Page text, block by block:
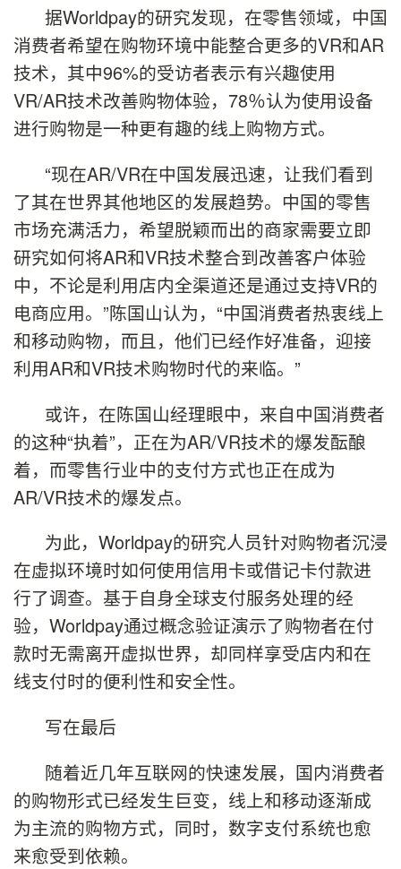
据Worldpay的研究发现，在零售领域，中国
消费者希望在购物环境中能整合更多的VR和AR
技术，其中96%的受访者表示有兴趣使用
VR/AR技术改善购物体验，78％认为使用设备
进行购物是一种更有趣的线上购物方式。
“现在AR/VR在中国发展迅速，让我们看到
了其在世界其他地区的发展趋势。中国的零售
市场充满活力，希望脱颖而出的商家需要立即
研究如何将AR和VR技术整合到改善客户体验
中，不论是利用店内全渠道还是通过支持VR的
电商应用。”陈国山认为，“中国消费者热衷线上
和移动购物，而且，他们已经作好准备，迎接
利用AR和VR技术购物时代的来临。”
或许，在陈国山经理眼中，来自中国消费者
的这种“执着”，正在为AR/VR技术的爆发酝酿
着，而零售行业中的支付方式也正在成为
AR/VR技术的爆发点。
为此，Worldpay的研究人员针对购物者沉浸
在虚拟环境时如何使用信用卡或借记卡付款进
行了调查。基于自身全球支付服务处理的经
验，Worldpay通过概念验证演示了购物者在付
款时无需离开虚拟世界，却同样享受店内和在
线支付时的便利性和安全性。
写在最后
随着近几年互联网的快速发展，国内消费者
的购物形式已经发生巨变，线上和移动逐渐成
为主流的购物方式，同时，数字支付系统也愈
来愈受到依赖。